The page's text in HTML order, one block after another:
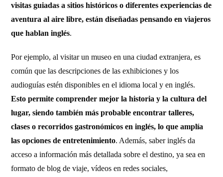
visitas guiadas a sitios históricos o diferentes experiencias de
aventura al aire libre, están diseñadas pensando en viajeros
que hablan inglés.
Por ejemplo, al visitar un museo en una ciudad extranjera, es
común que las descripciones de las exhibiciones y los
audioguías estén disponibles en el idioma local y en inglés.
Esto permite comprender mejor la historia y la cultura del
lugar, siendo también más probable encontrar talleres,
clases o recorridos gastronómicos en inglés, lo que amplía
las opciones de entretenimiento. Además, saber inglés da
acceso a información más detallada sobre el destino, ya sea en
formato de blog de viaje, vídeos en redes sociales,